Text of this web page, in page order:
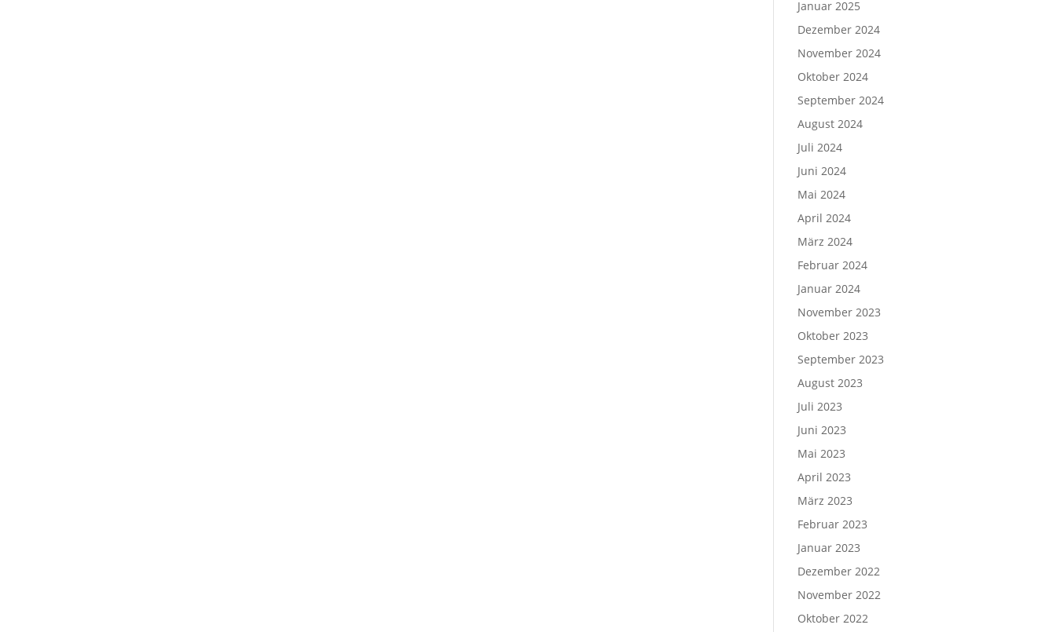
Januar 2025
Dezember 2024
November 2024
Oktober 2024
September 2024
August 2024
Juli 2024
Juni 2024
Mai 2024
April 2024
März 2024
Februar 2024
Januar 2024
November 2023
Oktober 2023
September 2023
August 2023
Juli 2023
Juni 2023
Mai 2023
April 2023
März 2023
Februar 2023
Januar 2023
Dezember 2022
November 2022
Oktober 2022